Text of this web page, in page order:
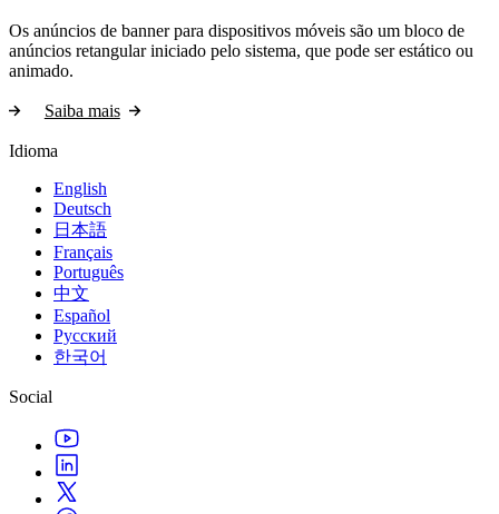
Os anúncios de banner para dispositivos móveis são um bloco de
anúncios retangular iniciado pelo sistema, que pode ser estático ou
animado.
Saiba mais
Idioma
English
Deutsch
日本語
Français
Português
中文
Español
Русский
한국어
Social